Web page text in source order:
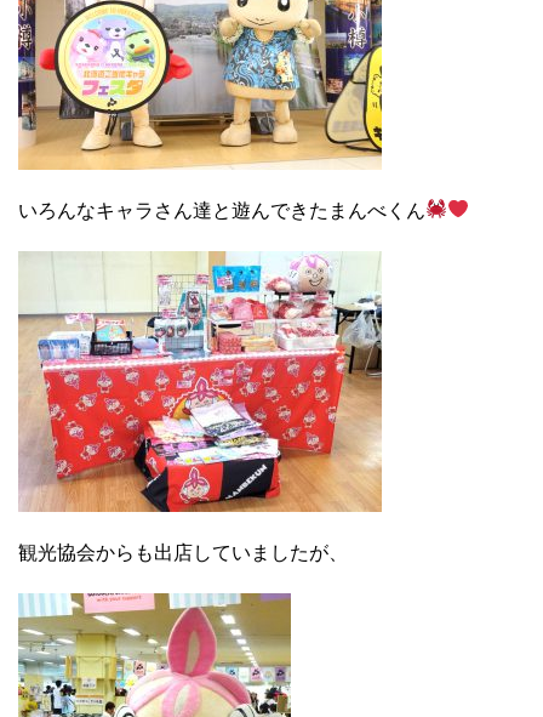
いろんなキャラさん達と遊んできたまんべくん
観光協会からも出店していましたが、